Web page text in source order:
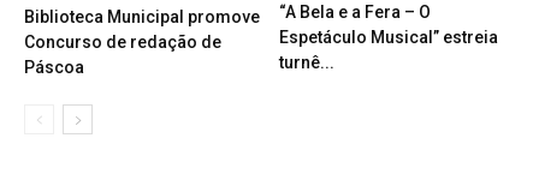
Biblioteca Municipal promove
Concurso de redação de
Páscoa
“A Bela e a Fera – O
Espetáculo Musical” estreia
turnê...